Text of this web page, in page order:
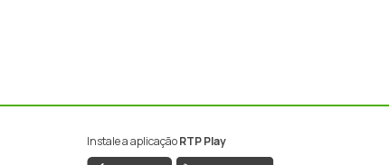
Instale a aplicaçãoRTP Play